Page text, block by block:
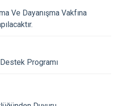
Ve Dayanışma Vakfına
Programı